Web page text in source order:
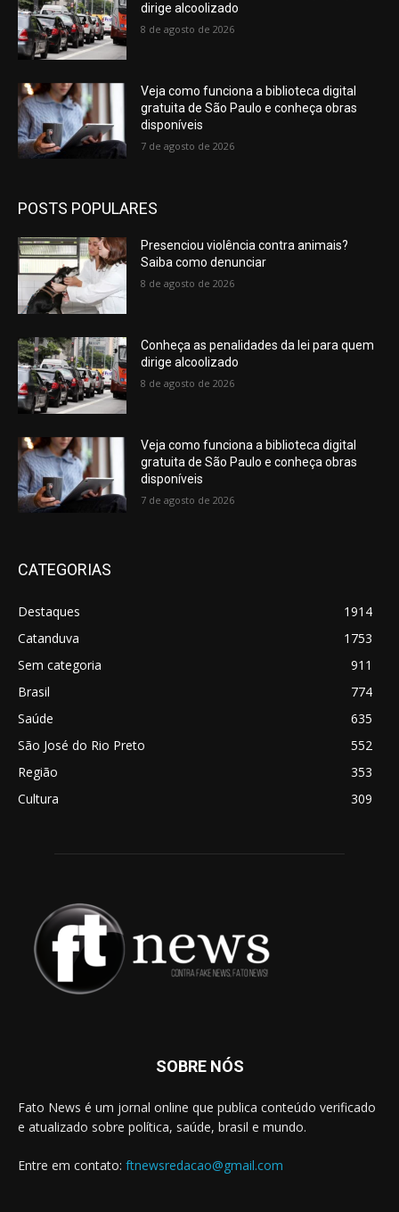
dirige alcoolizado
8 de agosto de 2026
Veja como funciona a biblioteca digital
gratuita de São Paulo e conheça obras
disponíveis
7 de agosto de 2026
POSTS POPULARES
Presenciou violência contra animais?
Saiba como denunciar
8 de agosto de 2026
Conheça as penalidades da lei para quem
dirige alcoolizado
8 de agosto de 2026
Veja como funciona a biblioteca digital
gratuita de São Paulo e conheça obras
disponíveis
7 de agosto de 2026
CATEGORIAS
Destaques
1914
Catanduva
1753
Sem categoria
911
Brasil
774
Saúde
635
São José do Rio Preto
552
Região
353
Cultura
309
SOBRE NÓS
Fato News é um jornal online que publica conteúdo verificado
e atualizado sobre política, saúde, brasil e mundo.
Entre em contato: ftnewsredacao@gmail.com